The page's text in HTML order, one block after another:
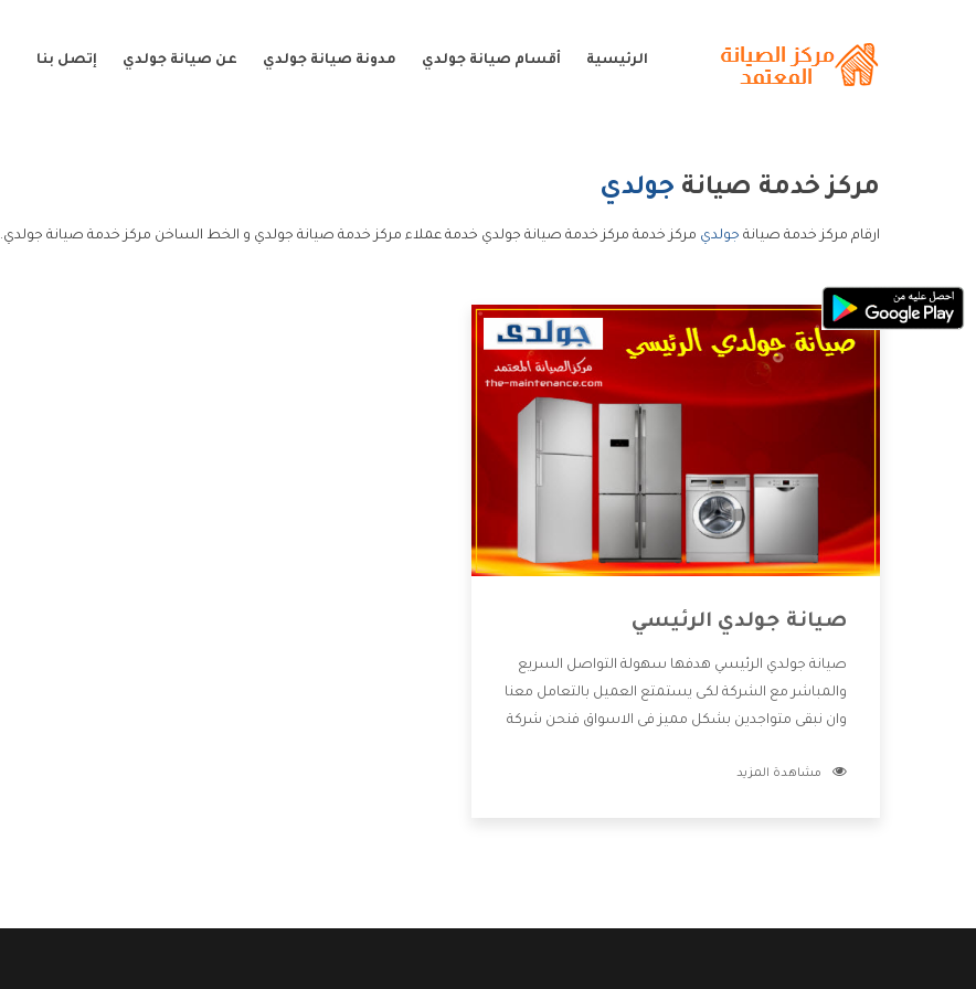
الرئيسية أقسام صيانة جولدي مدونة صيانة جولدي عن صيانة جولدي إتصل بنا
مركز خدمة صيانة جولدي
ارقام مركز خدمة صيانة جولدي مركز خدمة مركز خدمة صيانة جولدي خدمة عملاء مركز خدمة صيانة جولدي و الخط الساخن مركز خدمة صيانة جولدي.
صيانة جولدي الرئيسي
صيانة جولدي الرئيسي هدفها سهولة التواصل السريع
والمباشر مع الشركة لكى يستمتع العميل بالتعامل معنا
وان نبقى متواجدين بشكل مميز فى الاسواق فنحن شركة
بالخدمات التى تنفرد الشركة بها والتى تكون منها خدمة
مشاهدة المزيد